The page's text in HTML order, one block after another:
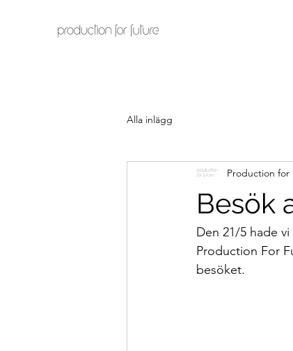
Alla inlägg
Besök
Production for
Den 21/5 hade
Production For
besöket.